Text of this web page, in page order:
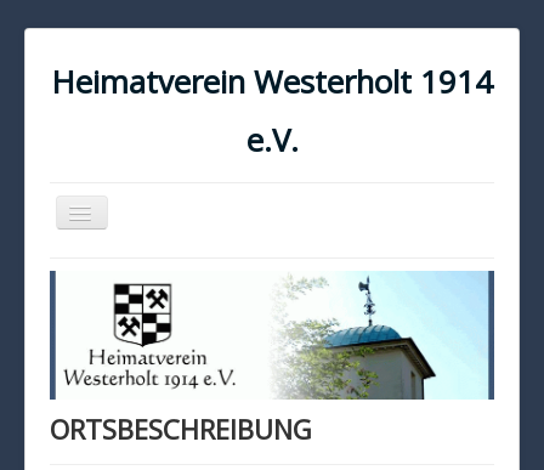
Heimatverein Westerholt 1914
e.V.
Navigation
an/aus
KONTAKT
IMPRESSUM
DATENSCHUTZ
ORTSBESCHREIBUNG